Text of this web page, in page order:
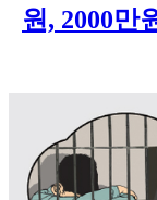
원, 2000만